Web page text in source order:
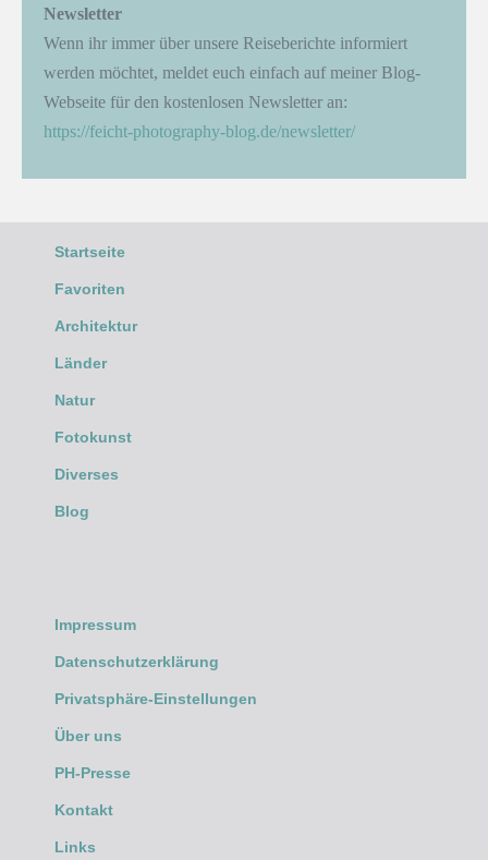
Newsletter
Wenn ihr immer über unsere Reiseberichte informiert
werden möchtet, meldet euch einfach auf meiner Blog-
Webseite für den kostenlosen Newsletter an:
https://feicht-photography-blog.de/newsletter/
Startseite
Favoriten
Architektur
Länder
Natur
Fotokunst
Diverses
Blog
Impressum
Datenschutzerklärung
Privatsphäre-Einstellungen
Über uns
PH-Presse
Kontakt
Links